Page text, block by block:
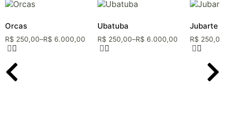
Orcas
R$ 250,00–R$ 6.000,00
Ubatuba
R$ 250,00–R$ 6.000,00
Jubarte
R$ 250,00